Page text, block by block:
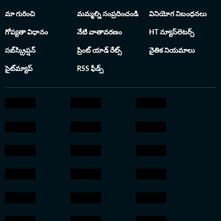
మా గురించి మమ్మల్ని సంప్రదించండి వినియోగ నిబంధనలు
గోప్యతా విధానం నేటి వాతావరణం HT న్యూస్‌లెటర్స్
సబ్‌స్క్రిప్షన్ ప్రింట్ యాడ్ రేట్స్ నైతిక నియమాలు
సైట్‌మ్యాప్ RSS ఫీడ్స్